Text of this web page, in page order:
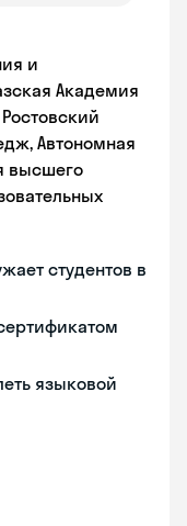
и
Академия
Автономная
высшего
студентов в
языковой